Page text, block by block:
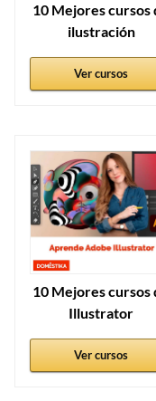
10 Mejores cursos
ilustración
Ver cursos
10 Mejores cursos
Illustrator
Ver cursos